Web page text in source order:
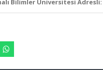
Bilimler Üniversitesi Adresli: